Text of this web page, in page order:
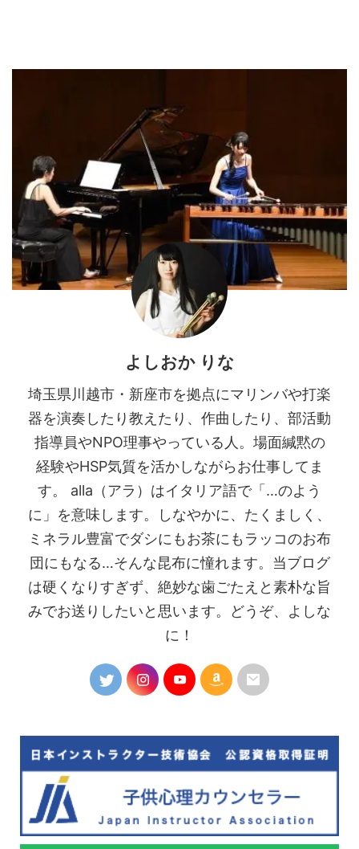
よしおか りな
埼玉県川越市・新座市を拠点にマリンバや打楽
器を演奏したり教えたり、作曲したり、部活動
指導員やNPO理事やっている人。場面緘黙の
経験やHSP気質を活かしながらお仕事してま
す。 alla（アラ）はイタリア語で「…のよう
に」を意味します。しなやかに、たくましく、
ミネラル豊富でダシにもお茶にもラッコのお布
団にもなる…そんな昆布に憧れます。当ブログ
は硬くなりすぎず、絶妙な歯ごたえと素朴な旨
みでお送りしたいと思います。どうぞ、よしな
に！